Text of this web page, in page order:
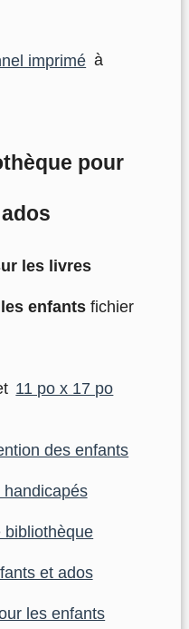
imprimé à
pour
les livres
enfantsfichier
11 po x 17 po
des enfants
bibliothèque
et ados
les enfants